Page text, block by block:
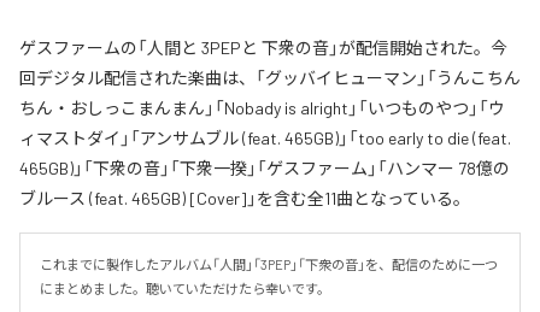
ゲスファームの「人間と 3PEPと 下衆の音」が配信開始された。今
回デジタル配信された楽曲は、「グッバイヒューマン」「うんこちん
ちん・おしっこまんまん」「Nobady is alright」「いつものやつ」「ウ
ィマストダイ」「アンサムブル (feat. 465GB)」「too early to die (feat.
465GB)」「下衆の音」「下衆一揆」「ゲスファーム」「ハンマー 78億の
ブルース (feat. 465GB) [Cover]」を含む全11曲となっている。
これまでに製作したアルバム「人間」「3PEP」「下衆の音」を、配信のために一つ
にまとめました。聴いていただけたら幸いです。